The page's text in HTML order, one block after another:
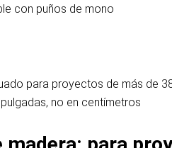
con puños de mono
para proyectos de más de
no en centímetros